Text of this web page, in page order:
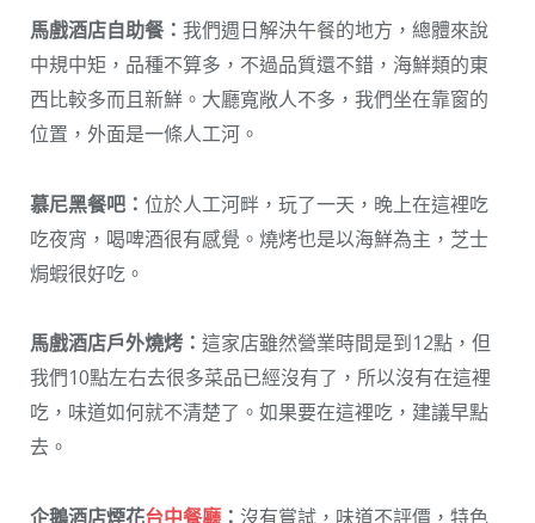
馬戲酒店自助餐： 我們週日解決午餐的地方，總體來說
中規中矩，品種不算多，不過品質還不錯，海鮮類的東
西比較多而且新鮮。大廳寬敞人不多，我們坐在靠窗的
位置，外面是一條人工河。
慕尼黑餐吧： 位於人工河畔，玩了一天，晚上在這裡吃
吃夜宵，喝啤酒很有感覺。燒烤也是以海鮮為主，芝士
焗蝦很好吃。
馬戲酒店戶外燒烤： 這家店雖然營業時間是到12點，但
我們10點左右去很多菜品已經沒有了，所以沒有在這裡
吃，味道如何就不清楚了。如果要在這裡吃，建議早點
去。
企鵝酒店煙花台中餐廳 ： 沒有嘗試，味道不評價，特色